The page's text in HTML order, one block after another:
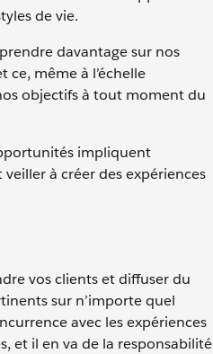
de vie.
davantage sur nos
même à l’échelle
objectifs à tout moment du
impliquent
à créer des expériences
vos clients et diffuser du
sur n’importe quel
avec les expériences
et il en va de la responsabilité